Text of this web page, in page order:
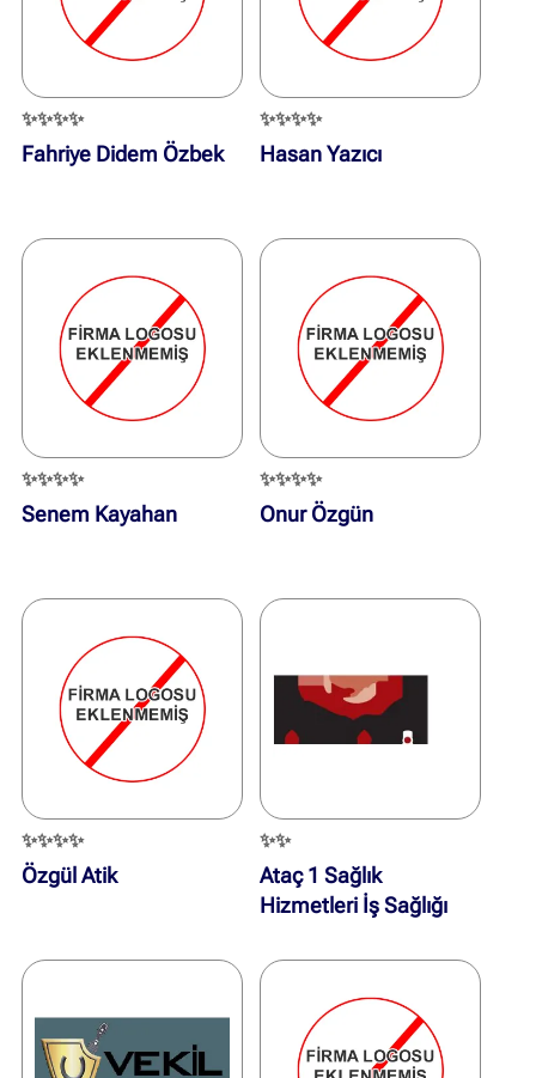
✨✨✨✨
Fahriye Didem Özbek
✨✨✨✨
Hasan Yazıcı
✨✨✨✨
Senem Kayahan
✨✨✨✨
Onur Özgün
✨✨✨✨
Özgül Atik
✨✨
Ataç 1 Sağlık
Hizmetleri İş Sağlığı